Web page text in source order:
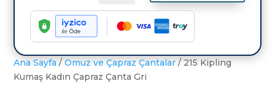
Kadın
Çapraz
Gri
adet
Ana Sayfa /Omuz ve Çapraz Çantalar / 215 Kipling
Kumaş Kadın Çapraz Çanta Gri